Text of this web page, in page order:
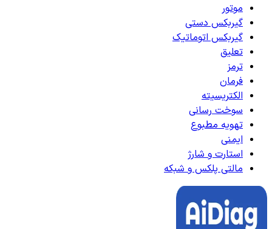
موتور
گیربکس دستی
گیربکس اتوماتیک
تعلیق
ترمز
فرمان
الکتریسیته
سوخت رسانی
تهویه مطبوع
ایمنی
استارت و شارژ
مالتی پلکس و شبکه